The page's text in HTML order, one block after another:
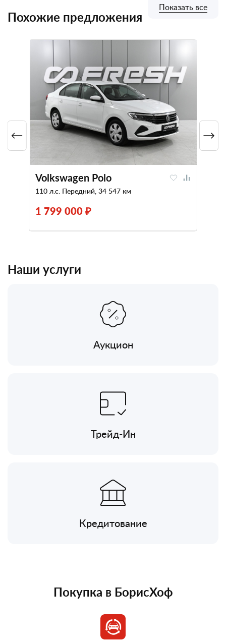
Похожие предложения
Volkswagen Polo
110 л.с. Передний, 34 547 км
1 799 000 ₽
Показать все
Наши услуги
Аукцион
Трейд-Ин
Кредитование
Покупка в БорисХоф